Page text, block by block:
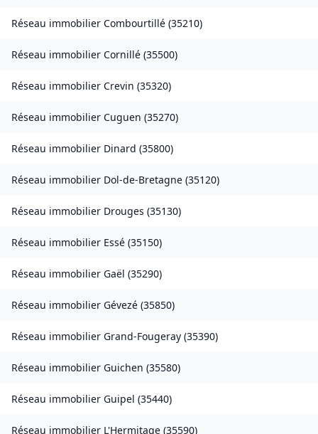
Réseau immobilier Combourtillé (35210)
Réseau immobilier Cornillé (35500)
Réseau immobilier Crevin (35320)
Réseau immobilier Cuguen (35270)
Réseau immobilier Dinard (35800)
Réseau immobilier Dol-de-Bretagne (35120)
Réseau immobilier Drouges (35130)
Réseau immobilier Essé (35150)
Réseau immobilier Gaël (35290)
Réseau immobilier Gévezé (35850)
Réseau immobilier Grand-Fougeray (35390)
Réseau immobilier Guichen (35580)
Réseau immobilier Guipel (35440)
Réseau immobilier L'Hermitage (35590)